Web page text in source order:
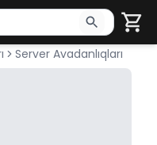
yazın. Göndərmək
Server Avadanlıqları